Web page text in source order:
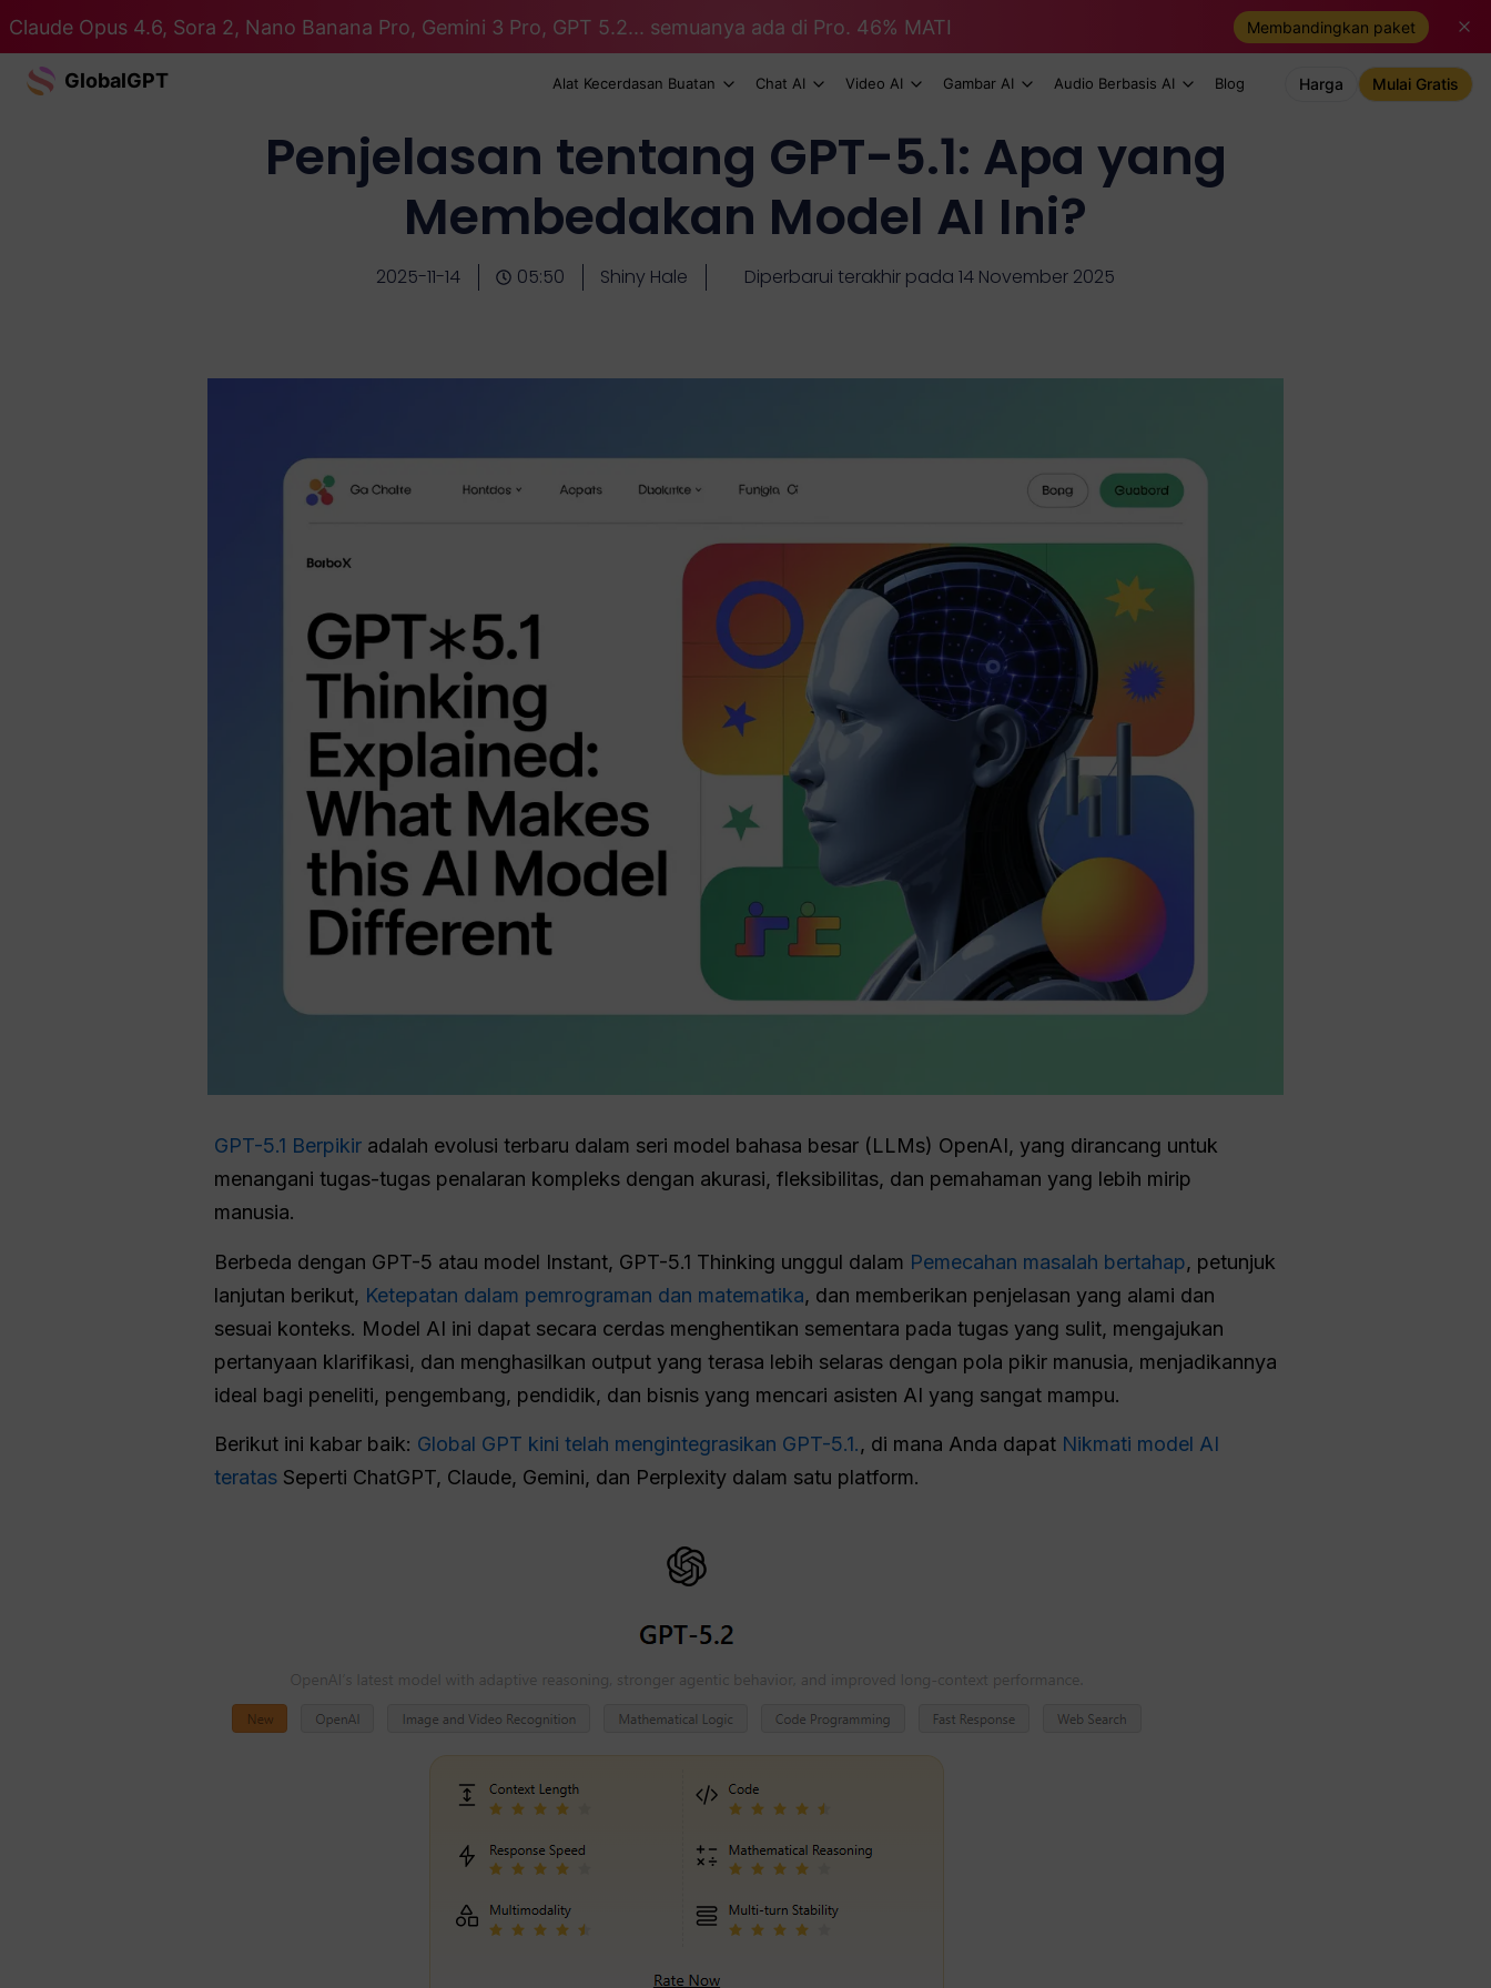
Claude Opus 4.6, Sora 2, Nano Banana Pro, Gemini 3 Pro, GPT 5.2... semuanya ada di Pro. 46% MATI Membandingkan paket
GlobalGPT Alat Kecerdasan Buatan Chat AI Video AI Gambar AI Audio Berbasis AI Blog Harga Mulai Gratis
Penjelasan tentang GPT-5.1: Apa yang
Membedakan Model AI Ini?
2025-11-14 05:50 Shiny Hale Diperbarui terakhir pada 14 November 2025
GPT-5.1 Berpikir adalah evolusi terbaru dalam seri model bahasa besar (LLMs) OpenAI, yang dirancang untuk
menangani tugas-tugas penalaran kompleks dengan akurasi, fleksibilitas, dan pemahaman yang lebih mirip
manusia.
Berbeda dengan GPT-5 atau model Instant, GPT-5.1 Thinking unggul dalam Pemecahan masalah bertahap, petunjuk
lanjutan berikut, Ketepatan dalam pemrograman dan matematika, dan memberikan penjelasan yang alami dan
sesuai konteks. Model AI ini dapat secara cerdas menghentikan sementara pada tugas yang sulit, mengajukan
pertanyaan klarifikasi, dan menghasilkan output yang terasa lebih selaras dengan pola pikir manusia, menjadikannya
ideal bagi peneliti, pengembang, pendidik, dan bisnis yang mencari asisten AI yang sangat mampu.
Berikut ini kabar baik: Global GPT kini telah mengintegrasikan GPT-5.1., di mana Anda dapat Nikmati model AI
teratas Seperti ChatGPT, Claude, Gemini, dan Perplexity dalam satu platform.